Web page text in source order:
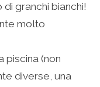
di granchi bianchi!
molto
piscina (non
diverse, una